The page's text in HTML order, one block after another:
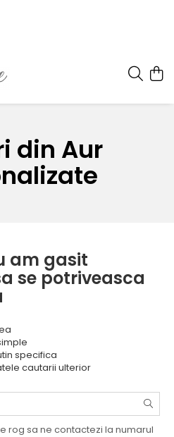
din Aur
am gasit
se potriveasca
specifica
cautarii ulterior
rog sa ne contactezi la numarul